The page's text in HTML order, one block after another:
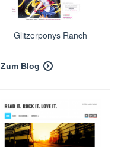
Glitzerponys Ranch
Zum Blog